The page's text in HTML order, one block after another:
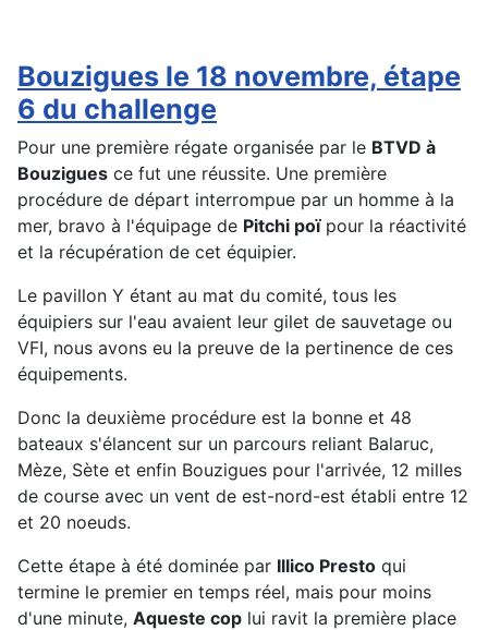
Bouzigues le 18 novembre, étape
6 du challenge
Pour une première régate organisée par le BTVD à
Bouzigues ce fut une réussite. Une première
procédure de départ interrompue par un homme à la
mer, bravo à l'équipage de Pitchi poïpour la réactivité
et la récupération de cet équipier.
Le pavillon Y étant au mat du comité, tous les
équipiers sur l'eau avaient leur gilet de sauvetage ou
VFI, nous avons eu la preuve de la pertinence de ces
équipements.
Donc la deuxième procédure est la bonne et 48
bateaux s'élancent sur un parcours reliant Balaruc,
Mèze, Sète et enfin Bouzigues pour l'arrivée, 12 milles
de course avec un vent de est-nord-est établi entre 12
et 20 noeuds.
Cette étape à été dominée par Illico Presto qui
termine le premier en temps réel, mais pour moins
d'une minute, Aqueste cop lui ravit la première place